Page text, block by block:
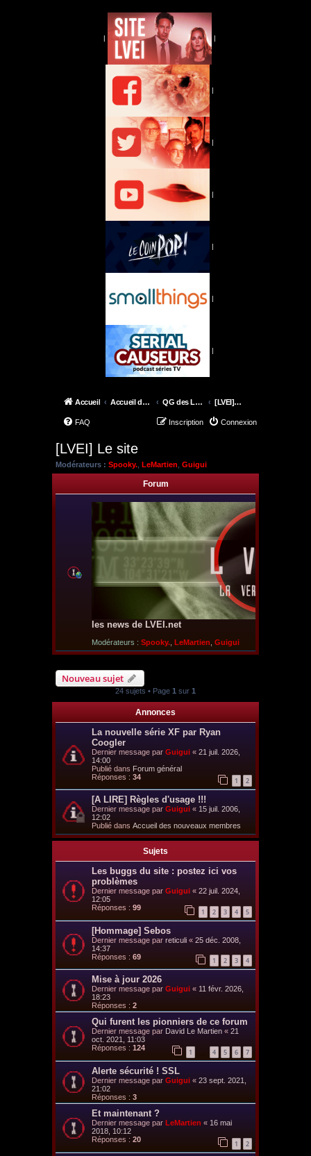
| |
|
|
|
|
|
|
Accueil Accueil du forum QG des Lone Gunmen [LVEI] Le site
FAQ Connexion
Inscription
[LVEI] Le site
Modérateurs : Spooky. LeMartien Guigui
Forum
les news de LVEI.net
Modérateurs : Spooky. LeMartien Guigui
Nouveau sujet
24 sujets • Page 1 sur 1
Annonces
La nouvelle série XF par Ryan
Coogler
Dernier message par Guigui « 21 juil. 2026,
14:00
Publié dans Forum général
Réponses : 34 1 2
[A LIRE] Règles d'usage !!!
Dernier message par Guigui « 15 juil. 2006,
12:02
Publié dans Accueil des nouveaux membres
Sujets
Les buggs du site : postez ici vos
problèmes
Dernier message par Guigui « 22 juil. 2024,
12:05
Réponses : 99 1 2 3 4 5
[Hommage] Sebos
Dernier message par reticuli « 25 déc. 2008,
14:37
Réponses : 69 1 2 3 4
Mise à jour 2026
Dernier message par Guigui « 11 févr. 2026,
18:23
Réponses : 2
Qui furent les pionniers de ce forum
Dernier message par David Le Martien « 21
oct. 2021, 11:03
Réponses : 124 1 4 5 6 7
Alerte sécurité ! SSL
Dernier message par Guigui « 23 sept. 2021,
21:02
Réponses : 3
Et maintenant ?
Dernier message par LeMartien « 16 mai
2018, 10:12
Réponses : 20 1 2